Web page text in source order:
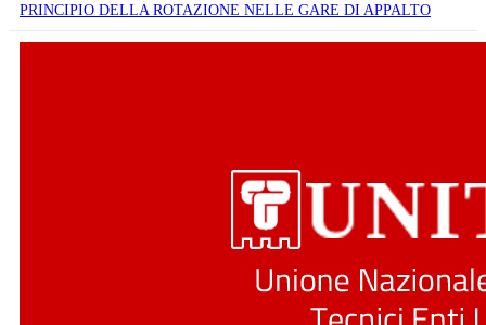
PRINCIPIO DELLA ROTAZIONE NELLE GARE DI APPALTO